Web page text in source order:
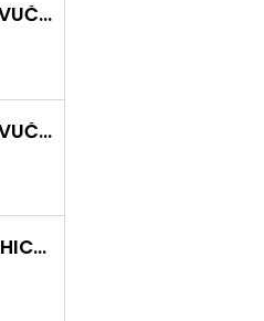
GOLDON OZVUČNÁ DŘÍVKA 18 X 200MM
GOLDON OZVUČNÁ DŘÍVKA 15 X 150MM
GOLDON - CHICKEN SHAKER